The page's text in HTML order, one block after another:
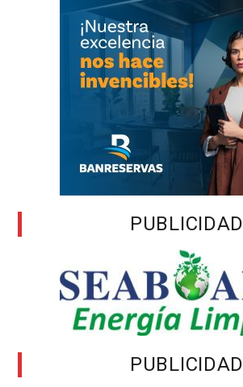
PUBLICIDAD
PUBLICIDAD